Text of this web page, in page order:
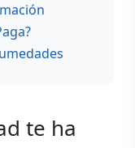
te ha